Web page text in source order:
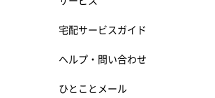
宅配サービスガイド
ヘルプ・問い合わせ
ひとことメール